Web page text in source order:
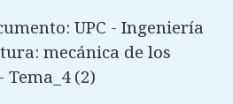
UPC - Ingeniería
mecánica de los
(2)